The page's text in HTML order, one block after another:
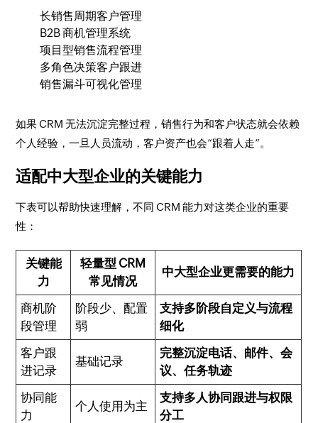
长销售周期客户管理
B2B 商机管理系统
项目型销售流程管理
多角色决策客户跟进
销售漏斗可视化管理
如果 CRM 无法沉淀完整过程，销售行为和客户状态就会依赖
个人经验，一旦人员流动，客户资产也会“跟着人走”。
适配中大型企业的关键能力
下表可以帮助快速理解，不同 CRM 能力对这类企业的重要
性：
关键能
力
轻量型 CRM
常见情况
中大型企业更需要的能力
商机阶
段管理
阶段少、配置
弱
支持多阶段自定义与流程
细化
客户跟
进记录
基础记录
完整沉淀电话、邮件、会
议、任务轨迹
协同能
力
个人使用为主
支持多人协同跟进与权限
分工